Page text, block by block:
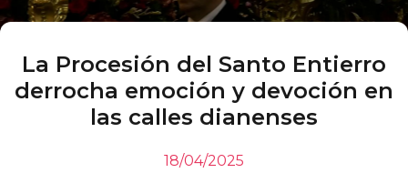
La Procesión del Santo Entierro
derrocha emoción y devoción en
las calles dianenses
18/04/2025